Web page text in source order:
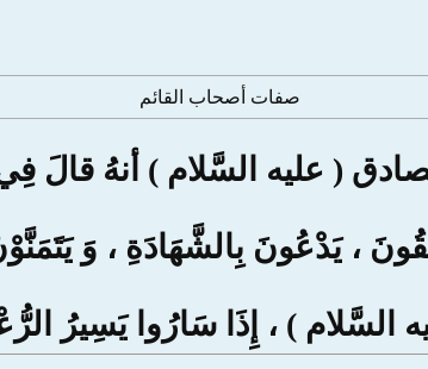
صفات أصحاب القائم
( عليه السَّلام ) أنهُ قالَ
، يَدْعُونَ بِالشَّهَادَةِ ، وَ
السَّلام ) ، إِذَا سَارُوا يَسِيرُ